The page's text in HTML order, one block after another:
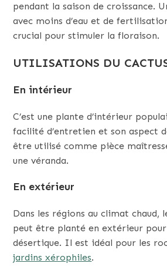
pendant la saison de croissance.
avec moins d’eau et de
crucial pour stimuler la floraison.
UTILISATIONS DU
En intérieur
C’est une plante d’intérieur
facilité d’entretien et son aspect
être utilisé comme pièce
une véranda.
En extérieur
Dans les régions au climat chaud,
peut être planté en extérieur
désertique. Il est idéal pour les
jardins xérophiles.